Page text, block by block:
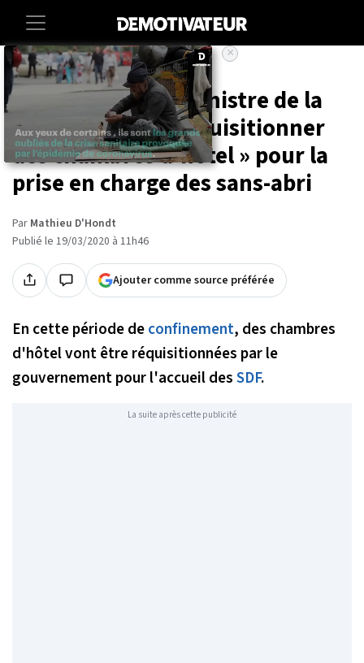
Accueil Societe Sante
Coronavirus : le ministre de la
Ville souhaite « réquisitionner
des chambres d'hôtel » pour la
prise en charge des sans-abri
Par Mathieu D'Hondt
Publié le 19/03/2020 à 11h46
Ajouter comme source préférée
×
En cette période deconfinement, des chambres
d'hôtel vont être réquisitionnées par le
gouvernement pour l'accueil desSDF.
La suite après cette publicité